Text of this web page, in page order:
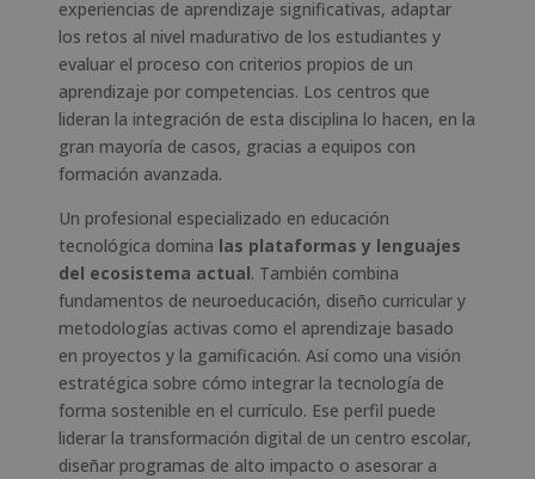
experiencias de aprendizaje significativas, adaptar
los retos al nivel madurativo de los estudiantes y
evaluar el proceso con criterios propios de un
aprendizaje por competencias. Los centros que
lideran la integración de esta disciplina lo hacen, en la
gran mayoría de casos, gracias a equipos con
formación avanzada.
Un profesional especializado en educación
tecnológica domina las plataformas y lenguajes
del ecosistema actual. También combina
fundamentos de neuroeducación, diseño curricular y
metodologías activas como el aprendizaje basado
en proyectos y la gamificación. Así como una visión
estratégica sobre cómo integrar la tecnología de
forma sostenible en el currículo. Ese perfil puede
liderar la transformación digital de un centro escolar,
diseñar programas de alto impacto o asesorar a